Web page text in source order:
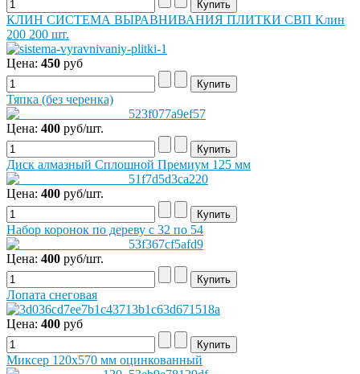
КЛИН СИСТЕМА ВЫРАВНИВАНИЯ ПЛИТКИ СВП Клин
200 200 шт.
Цена: 450 руб
Тяпка (без черенка)
Цена: 400 руб/шт.
Диск алмазный Сплошной Премиум 125 мм
Цена: 400 руб/шт.
Набор коронок по дереву с 32 по 54
Цена: 400 руб/шт.
Лопата снеговая
Цена: 400 руб
Миксер 120х570 мм оцинкованный